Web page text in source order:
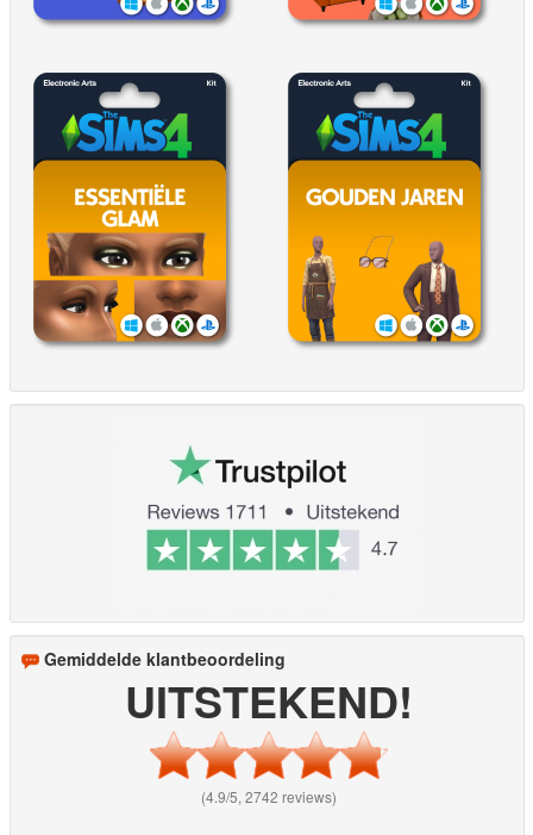
Gemiddelde klantbeoordeling
UITSTEKEND!
(4.9/5, 2742 reviews)